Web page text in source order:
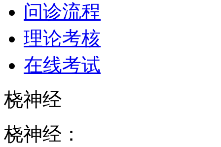
问诊流程
理论考核
在线考试
桡神经
桡神经：